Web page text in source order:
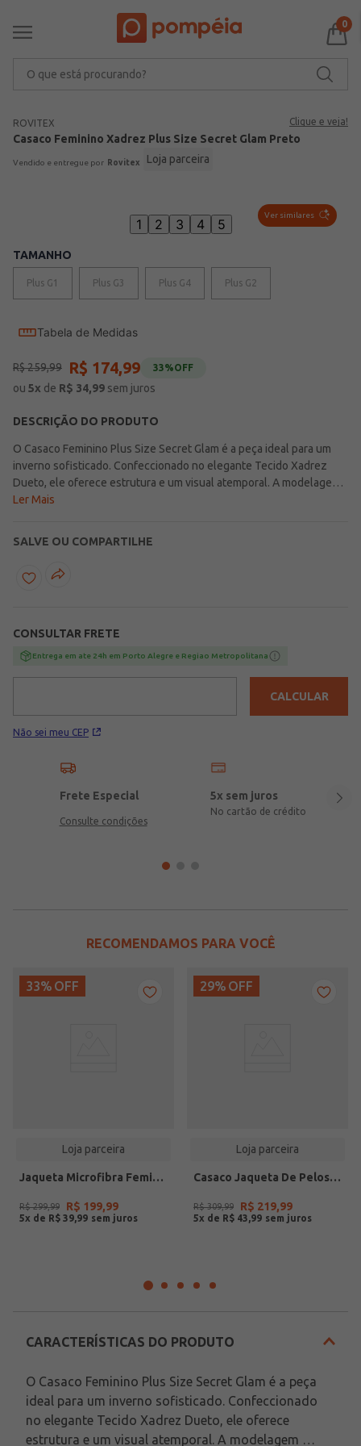
0
ROVITEX Clique e veja!
Casaco Feminino Xadrez Plus Size Secret Glam Preto
Rovitex Loja parceira
Ver similares
1 2 3 4 5
TAMANHO
Plus G1 Plus G3 Plus G4 Plus G2
Tabela de Medidas
R$259,99 R$ 174,99 33%OFF
ou 5x de R$ 34,99 sem juros
DESCRIÇÃO DO PRODUTO
O Casaco Feminino Plus Size Secret Glam é a peça ideal para um
inverno sofisticado. Confeccionado no elegante Tecido Xadrez
Dueto, ele oferece estrutura e um visual atemporal. A modelagem
conta com a manga raglan, que proporciona um caimento mais
formal, garantindo estilo e aconchego à silhueta plus size.
Ler Mais
SALVE OU COMPARTILHE
CONSULTAR FRETE
Entrega em ate 24h em Porto Alegre e Regiao Metropolitana
Não sei meu CEP
CALCULAR
Frete Especial
Consulte condições
5x sem juros
No cartão de crédito
RECOMENDAMOS PARA VOCÊ
33% OFF
Loja parceira
Jaqueta Microfibra Feminina Plus Size Secret Glam Laranja
R$ 299,99 R$ 199,99
5x de R$ 39 99
29% OFF
Loja parceira
Casaco Jaqueta De Pelos Endless Bege
R$ 309,99 R$ 219,99
5x de R$ 43 99
CARACTERÍSTICAS DO PRODUTO
O Casaco Feminino Plus Size Secret Glam é a peça
ideal para um inverno sofisticado. Confeccionado
no elegante Tecido Xadrez Dueto, ele oferece
estrutura e um visual atemporal. A modelagem